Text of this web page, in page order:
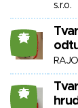
s.r.o.
25
25